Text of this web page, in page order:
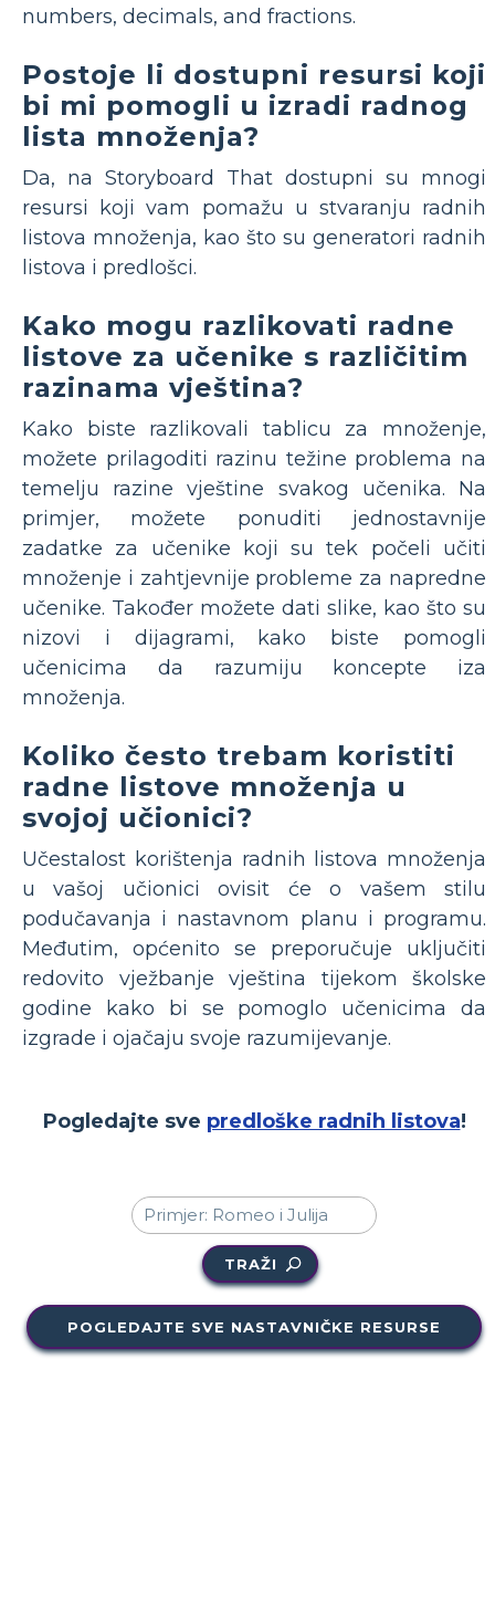
numbers, decimals, and fractions.
Postoje li dostupni resursi koji
bi mi pomogli u izradi radnog
lista množenja?
Da, na Storyboard That dostupni su mnogi
resursi koji vam pomažu u stvaranju radnih
listova množenja, kao što su generatori radnih
listova i predlošci.
Kako mogu razlikovati radne
listove za učenike s različitim
razinama vještina?
Kako biste razlikovali tablicu za množenje,
možete prilagoditi razinu težine problema na
temelju razine vještine svakog učenika. Na
primjer, možete ponuditi jednostavnije
zadatke za učenike koji su tek počeli učiti
množenje i zahtjevnije probleme za napredne
učenike. Također možete dati slike, kao što su
nizovi i dijagrami, kako biste pomogli
učenicima da razumiju koncepte iza
množenja.
Koliko često trebam koristiti
radne listove množenja u
svojoj učionici?
Učestalost korištenja radnih listova množenja
u vašoj učionici ovisit će o vašem stilu
podučavanja i nastavnom planu i programu.
Međutim, općenito se preporučuje uključiti
redovito vježbanje vještina tijekom školske
godine kako bi se pomoglo učenicima da
izgrade i ojačaju svoje razumijevanje.
Pogledajte sve predloške radnih listova!
TRAŽI
POGLEDAJTE SVE NASTAVNIČKE RESURSE